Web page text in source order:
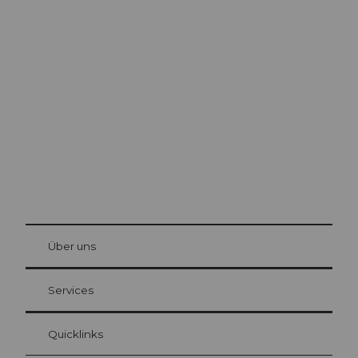
Gästekarte Luzern
Ihre Vorteile als Übernachtungsgast
at Bre
Über uns
Services
Quicklinks